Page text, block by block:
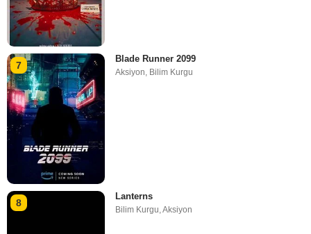
7
Blade Runner 2099
Aksiyon Bilim Kurgu
8
Lanterns
Bilim Kurgu,Aksiyon